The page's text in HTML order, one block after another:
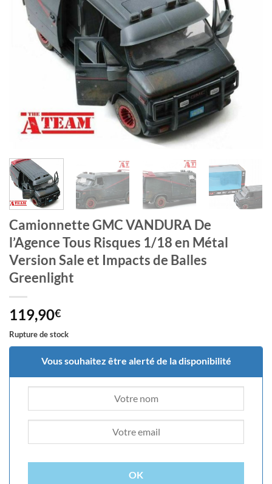
Camionnette GMC VANDURA De
l’Agence Tous Risques 1/18 en Métal
Version Sale et Impacts de Balles
Greenlight
119,90€
Rupture de stock
Vous souhaitez être alerté de la disponibilité
OK